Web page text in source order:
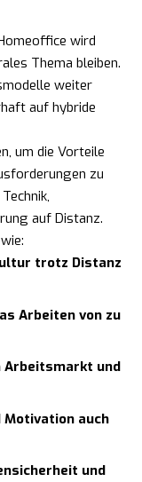
wird
Thema bleiben.
weiter
auf hybride
um die Vorteile
zu
auf Distanz.
trotz Distanz
Arbeiten von zu
Arbeitsmarkt und
auch
und